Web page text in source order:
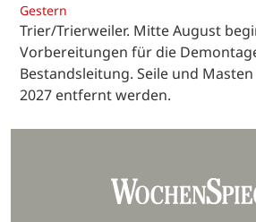
Gestern
Trier/Trierweiler. Mitte August
Vorbereitungen für die
Bestandsleitung. Seile und
2027 entfernt werden.